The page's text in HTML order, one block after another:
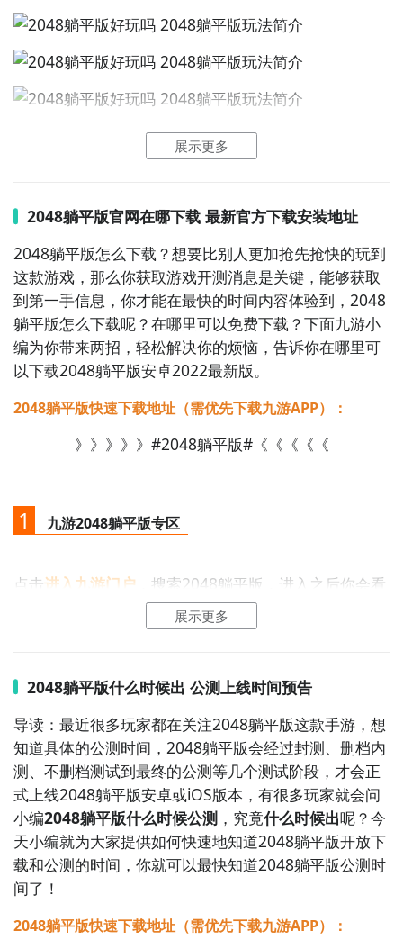
9. 《连连看》：通过消除相同图案的方块来完成关卡，
游戏难度逐渐增加，让你挑战自己的极限。
10. 《挖地雷》：通过揭开方块来避免踩到地雷，游戏
规则简单但充满挑战，考验你的运气和判断力。
《2048躺平版》是一款另类方式的2048游戏，将弹
球、骰子以及2048给完美的结合起来，对时机、角度以
及方式都有着严格的要求，这款2048游戏可能在难度上
面更加的巨大，玩家需要在游戏当中所考虑的内容更
多，不过同样也会更加的有趣一些。通过打出方块进行
对撞解谜,在有限的场地和物理效果影响着你的判断,玩起
来十分的有趣！选择你想要的方向点击屏幕发射数字方
块，当同个数字的方块碰撞时将会合并并且数字相加，
2、2048躺平版图片欣赏：
大致的了解了，不过这么游戏要怎么样才能抢先体验到
呢？不用担心，目前九游客户端已经开通了测试提醒
了，通过在九游APP中搜索“2048躺平版”，点击右边的
【订阅】或者是【开测提醒】，订阅游戏就不会错过最
先的下载机会了咯！
九游APP
玩新游 上九游
展示更多
2048躺平版官网在哪下载 最新官方下载安装地址
2048躺平版怎么下载？想要比别人更加抢先抢快的玩到
这款游戏，那么你获取游戏开测消息是关键，能够获取
到第一手信息，你才能在最快的时间内容体验到，2048
躺平版怎么下载呢？在哪里可以免费下载？下面九游小
编为你带来两招，轻松解决你的烦恼，告诉你在哪里可
以下载2048躺平版安卓2022最新版。
2048躺平版快速下载地址（需优先下载九游APP）：
》》》》》#2048躺平版#《《《《《
1 九游2048躺平版专区
点击进入九游门户 ，搜索2048躺平版，进入之后你会看
到有两个按钮，分别是【高速下载】
高速下载可以更加节省下载时间和流量，能够很好的解
展示更多
2048躺平版什么时候出 公测上线时间预告
导读：最近很多玩家都在关注2048躺平版这款手游，想
知道具体的公测时间，2048躺平版会经过封测、删档内
测、不删档测试到最终的公测等几个测试阶段，才会正
式上线2048躺平版安卓或iOS版本，有很多玩家就会问
小编2048躺平版什么时候公测，究竟什么时候出呢？今
天小编就为大家提供如何快速地知道2048躺平版开放下
载和公测的时间，你就可以最快知道2048躺平版公测时
间了！
2048躺平版快速下载地址（需优先下载九游APP）：